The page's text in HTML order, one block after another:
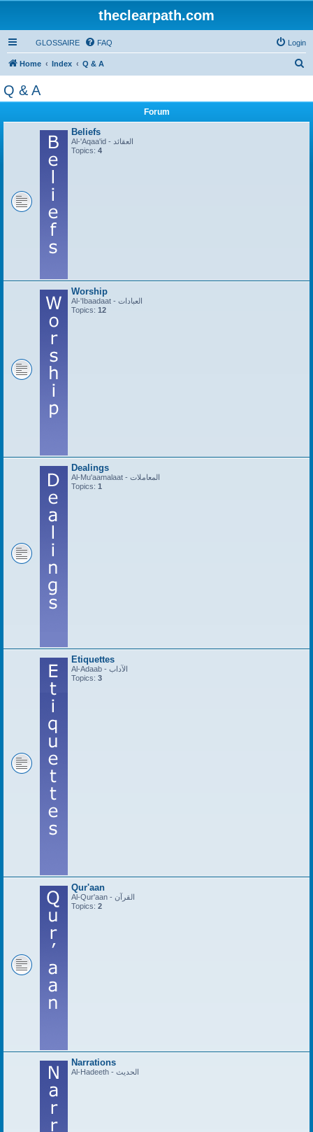
theclearpath.com
GLOSSAIRE FAQ Login
Home Index Q & A
Q & A
Forum
Beliefs
Al-'Aqaa'id - العقائد
Topics: 4
Worship
Al-'Ibaadaat - العبادات
Topics: 12
Dealings
Al-Mu'aamalaat - المعاملات
Topics: 1
Etiquettes
Al-Adaab - الآداب
Topics: 3
Qur'aan
Al-Qur'aan - القرآن
Topics: 2
Narrations
Al-Hadeeth - الحديث